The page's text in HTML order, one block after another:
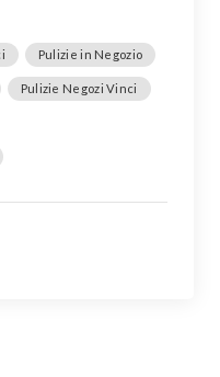
Pulizie in Negozio
Pulizie Negozi Vinci